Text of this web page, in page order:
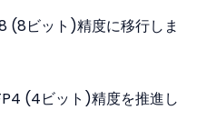
(8ビット)精度に移行しま
(4ビット)精度を推進し